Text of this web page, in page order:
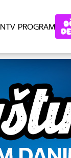
TV PROGRAM